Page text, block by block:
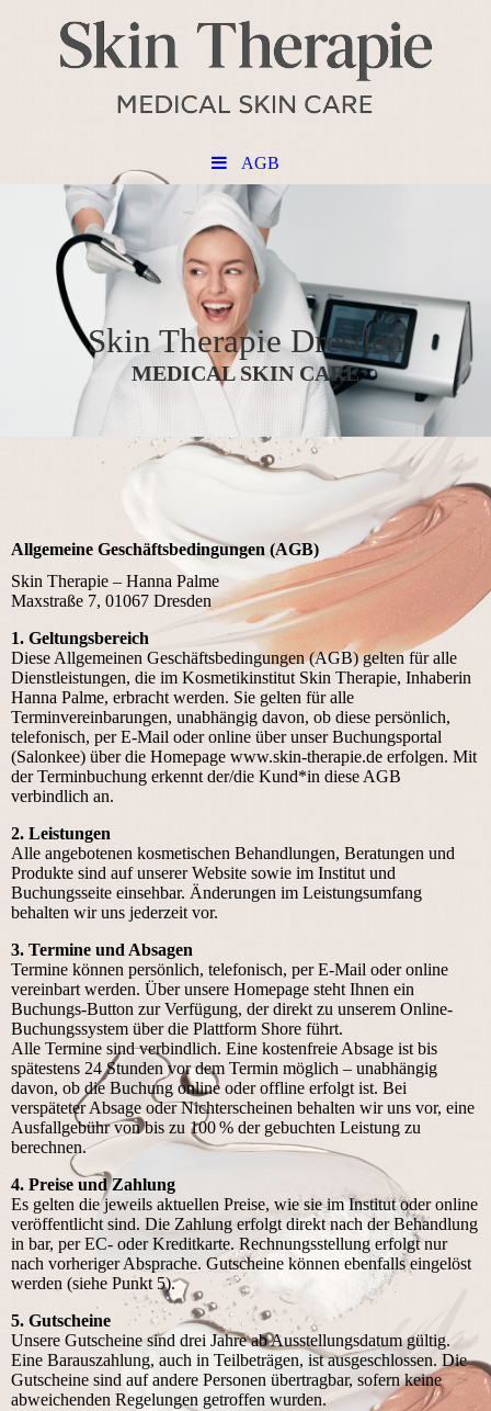
AGB
Skin Therapie Dresden
MEDICAL SKIN CARE
Allgemeine Geschäftsbedingungen (AGB)
Skin Therapie – Hanna Palme
Maxstraße 7, 01067 Dresden
1. Geltungsbereich
Diese Allgemeinen Geschäftsbedingungen (AGB) gelten für alle
Dienstleistungen, die im Kosmetikinstitut Skin Therapie, Inhaberin
Hanna Palme, erbracht werden. Sie gelten für alle
Terminvereinbarungen, unabhängig davon, ob diese persönlich,
telefonisch, per E-Mail oder online über unser Buchungsportal
(Salonkee) über die Homepage www.skin-therapie.de erfolgen. Mit
der Terminbuchung erkennt der/die Kund*in diese AGB
verbindlich an.
2. Leistungen
Alle angebotenen kosmetischen Behandlungen, Beratungen und
Produkte sind auf unserer Website sowie im Institut und
Buchungsseite einsehbar. Änderungen im Leistungsumfang
behalten wir uns jederzeit vor.
3. Termine und Absagen
Termine können persönlich, telefonisch, per E-Mail oder online
vereinbart werden. Über unsere Homepage steht Ihnen ein
Buchungs-Button zur Verfügung, der direkt zu unserem Online-
Buchungssystem über die Plattform Shore führt.
Alle Termine sind verbindlich. Eine kostenfreie Absage ist bis
spätestens 24 Stunden vor dem Termin möglich – unabhängig
davon, ob die Buchung online oder offline erfolgt ist. Bei
verspäteter Absage oder Nichterscheinen behalten wir uns vor, eine
Ausfallgebühr von bis zu 100 % der gebuchten Leistung zu
berechnen.
4. Preise und Zahlung
Es gelten die jeweils aktuellen Preise, wie sie im Institut oder online
veröffentlicht sind. Die Zahlung erfolgt direkt nach der Behandlung
in bar, per EC- oder Kreditkarte. Rechnungsstellung erfolgt nur
nach vorheriger Absprache. Gutscheine können ebenfalls eingelöst
werden (siehe Punkt 5).
5. Gutscheine
Unsere Gutscheine sind drei Jahre ab Ausstellungsdatum gültig.
Eine Barauszahlung, auch in Teilbeträgen, ist ausgeschlossen. Die
Gutscheine sind auf andere Personen übertragbar, sofern keine
abweichenden Regelungen getroffen wurden.